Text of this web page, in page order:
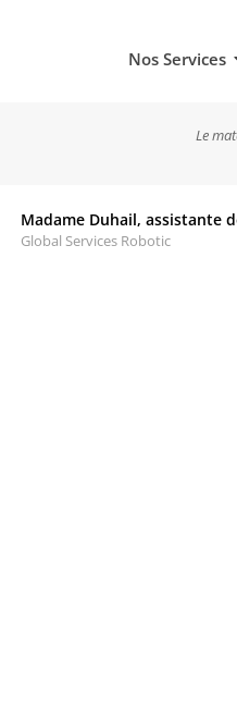
Nos Services
Le
Madame Duhail, assistante
Global Services Robotic